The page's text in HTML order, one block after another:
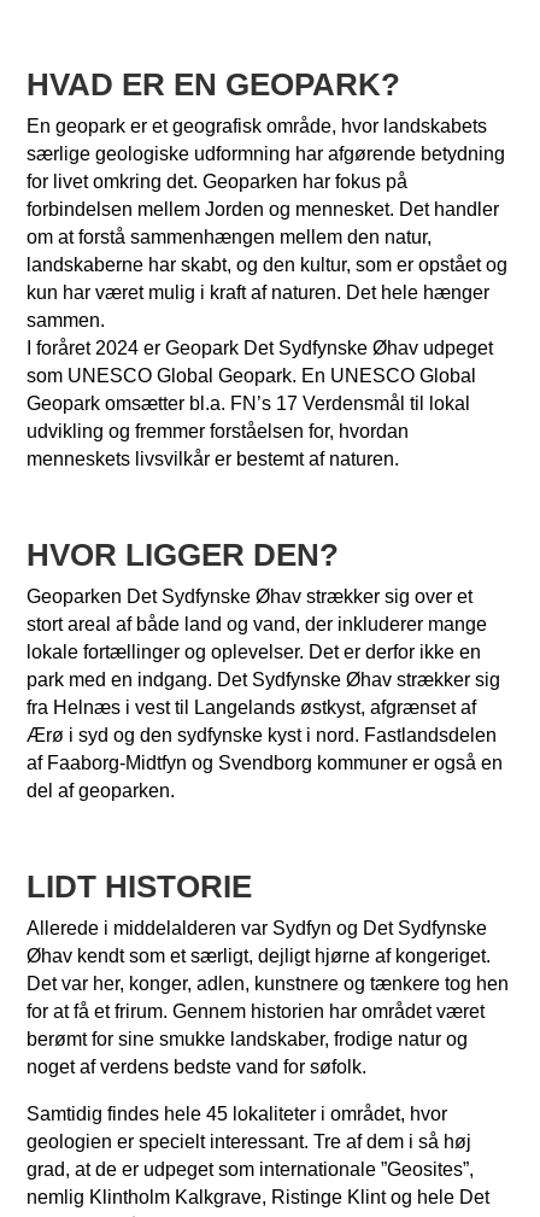
HVAD ER EN GEOPARK?
En geopark er et geografisk område, hvor landskabets
særlige geologiske udformning har afgørende betydning
for livet omkring det. Geoparken har fokus på
forbindelsen mellem Jorden og mennesket. Det handler
om at forstå sammenhængen mellem den natur,
landskaberne har skabt, og den kultur, som er opstået og
kun har været mulig i kraft af naturen. Det hele hænger
sammen.
I foråret 2024 er Geopark Det Sydfynske Øhav udpeget
som UNESCO Global Geopark. En UNESCO Global
Geopark omsætter bl.a. FN’s 17 Verdensmål til lokal
udvikling og fremmer forståelsen for, hvordan
menneskets livsvilkår er bestemt af naturen.
HVOR LIGGER DEN?
Geoparken Det Sydfynske Øhav strækker sig over et
stort areal af både land og vand, der inkluderer mange
lokale fortællinger og oplevelser. Det er derfor ikke en
park med en indgang. Det Sydfynske Øhav strækker sig
fra Helnæs i vest til Langelands østkyst, afgrænset af
Ærø i syd og den sydfynske kyst i nord. Fastlandsdelen
af Faaborg-Midtfyn og Svendborg kommuner er også en
del af geoparken.
LIDT HISTORIE
Allerede i middelalderen var Sydfyn og Det Sydfynske
Øhav kendt som et særligt, dejligt hjørne af kongeriget.
Det var her, konger, adlen, kunstnere og tænkere tog hen
for at få et frirum. Gennem historien har området været
berømt for sine smukke landskaber, frodige natur og
noget af verdens bedste vand for søfolk.
Samtidig findes hele 45 lokaliteter i området, hvor
geologien er specielt interessant. Tre af dem i så høj
grad, at de er udpeget som internationale ”Geosites”,
nemlig Klintholm Kalkgrave, Ristinge Klint og hele Det